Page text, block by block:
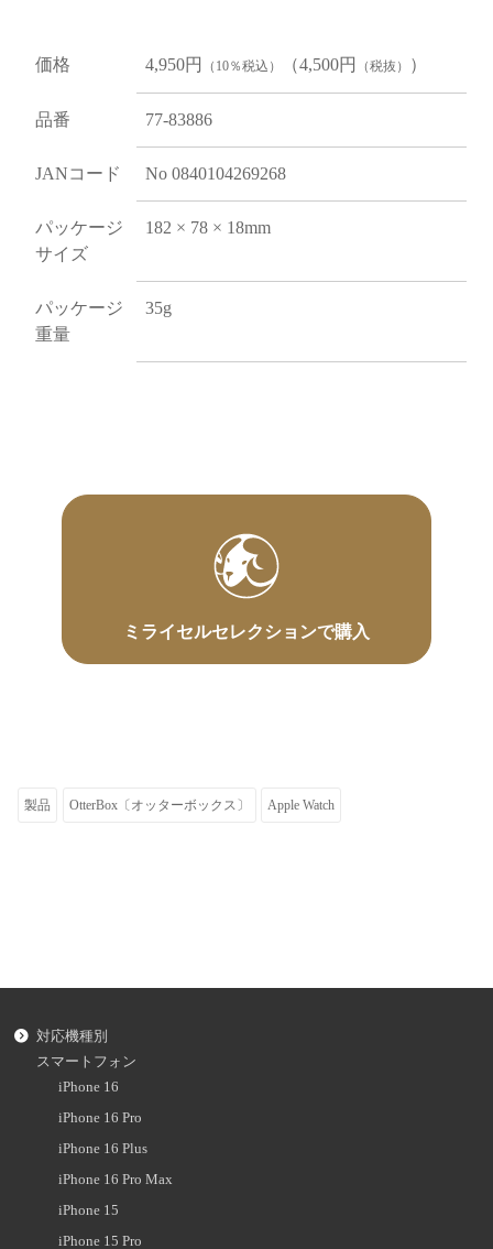
価格 4,950円 （10％税込） （4,500円 （税抜） ）
品番 77-83886
JANコード No 0840104269268
パッケージ
サイズ
182 × 78 × 18mm
パッケージ
重量
35g
ミライセルセレクションで購入
製品 OtterBox〔オッターボックス〕 Apple Watch
対応機種別
スマートフォン
iPhone 16
iPhone 16 Pro
iPhone 16 Plus
iPhone 16 Pro Max
iPhone 15
iPhone 15 Pro